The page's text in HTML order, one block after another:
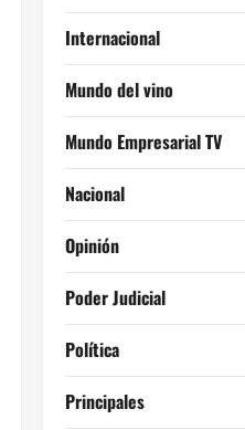
Internacional
Mundo del vino
Mundo Empresarial TV
Nacional
Opinión
Poder Judicial
Política
Principales